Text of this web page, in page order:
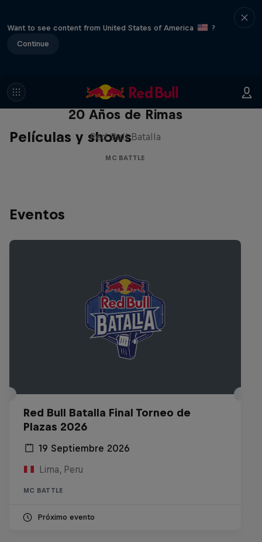
Want to see content from United States of America
?
Continue
Películas y shows
Red Bull Batalla Nueva Historia:
20 Años de Rimas
Red Bull Batalla
MC BATTLE
Eventos
Red Bull Batalla Final Torneo de
Plazas 2026
19 Septiembre 2026
Lima, Peru
MC BATTLE
Próximo evento